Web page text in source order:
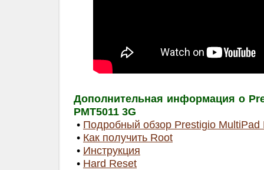
Дополнительная информация о
PMT5011 3G
• Подробный обзор Prestigio MultiPad
• Как получить Root
• Инструкция
• Hard Reset